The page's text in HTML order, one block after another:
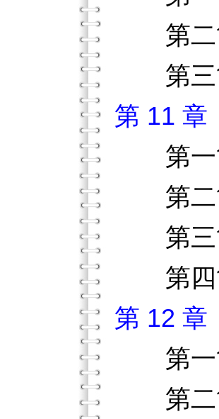
第二
第三
第 11
第
第二
第三
第四
第 12
第
第二